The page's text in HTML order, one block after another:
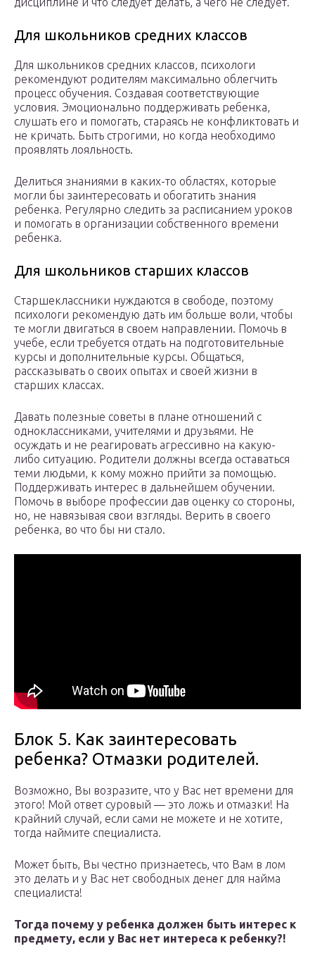
Для школьников средних классов
Для школьников средних классов, психологи
рекомендуют родителям максимально облегчить
процесс обучения. Создавая соответствующие
условия. Эмоционально поддерживать ребенка,
слушать его и помогать, стараясь не конфликтовать и
не кричать. Быть строгими, но когда необходимо
проявлять лояльность.
Делиться знаниями в каких-то областях, которые
могли бы заинтересовать и обогатить знания
ребенка. Регулярно следить за расписанием уроков
и помогать в организации собственного времени
ребенка.
Для школьников старших классов
Старшеклассники нуждаются в свободе, поэтому
психологи рекомендую дать им больше воли, чтобы
те могли двигаться в своем направлении. Помочь в
учебе, если требуется отдать на подготовительные
курсы и дополнительные курсы. Общаться,
рассказывать о своих опытах и своей жизни в
старших классах.
Давать полезные советы в плане отношений с
одноклассниками, учителями и друзьями. Не
осуждать и не реагировать агрессивно на какую-
либо ситуацию. Родители должны всегда оставаться
теми людьми, к кому можно прийти за помощью.
Поддерживать интерес в дальнейшем обучении.
Помочь в выборе профессии дав оценку со стороны,
но, не навязывая свои взгляды. Верить в своего
ребенка, во что бы ни стало.
Блок 5. Как заинтересовать
ребенка? Отмазки родителей.
Возможно, Вы возразите, что у Вас нет времени для
этого! Мой ответ суровый — это ложь и отмазки! На
крайний случай, если сами не можете и не хотите,
тогда наймите специалиста.
Может быть, Вы честно признаетесь, что Вам в лом
это делать и у Вас нет свободных денег для найма
специалиста!
Тогда почему у ребенка должен быть интерес к
предмету, если у Вас нет интереса к ребенку?!